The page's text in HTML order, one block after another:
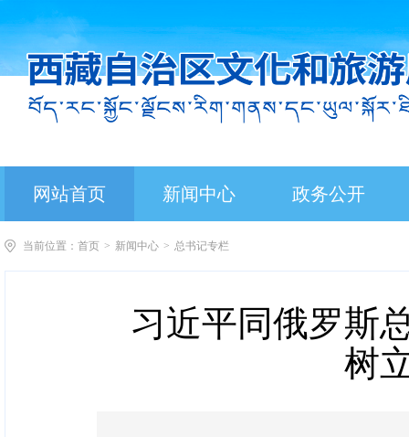
网站首页 新闻中心 政务公开
当前位置： 首页 > 新闻中心 > 总书记专栏
习近平同俄罗斯
树